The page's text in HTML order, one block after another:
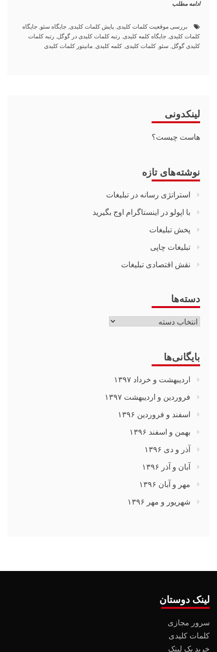
ادامه مطلب
بررسی موقعیت کلمات کلیدی, پایش کلمات کلیدی, جایگاه سئو, جایگاه
کلمات کلیدی, جایگاه کلمه کلیدی, رتبه کلمات کلیدی در گوگل, رتبه کلمات
کلیدی گوگل, سئو, کلمات کلیدی, کلمه کلیدی, مانیتور کلمات کلیدی
لینکدونی
هاست چیست؟
نوشته‌های تازه
استراتژی رسانه در تبلیغات
با اپولو در اینستاگرام اوج بگیرید
پخش تبلیغات
تبلیغات چاپی
نقش اقتصادی تبلیغات
دسته‌ها
دسته‌ها
بایگانی‌ها
اردیبهشت و خرداد ۱۳۹۷
فروردین و اردیبهشت ۱۳۹۷
اسفند و فروردین ۱۳۹۶
بهمن و اسفند ۱۳۹۶
آذر و دی ۱۳۹۶
آبان و آذر ۱۳۹۶
مهر و آبان ۱۳۹۶
شهریور و مهر ۱۳۹۶
لینک دوستان
سرور مجازی
کلمات کلیدی
خرید بک لینک